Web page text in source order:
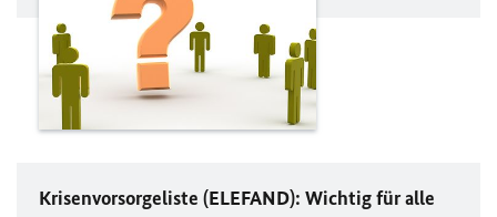
Krisenvorsorgeliste (ELEFAND): Wichtig für alle